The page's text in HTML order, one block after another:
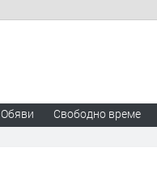
Обяви Свободно време